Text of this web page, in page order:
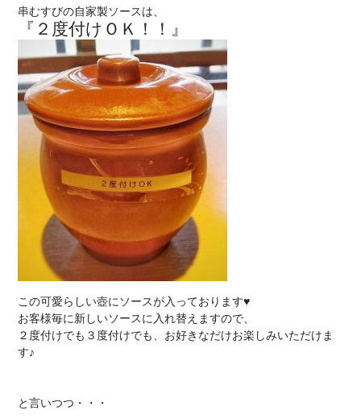
串むすびの自家製ソースは、
『２度付けＯＫ！！』
この可愛らしい壺にソースが入っております♥
お客様毎に新しいソースに入れ替えますので、
２度付けでも３度付けでも、お好きなだけお楽しみいただけま
す♪
と言いつつ・・・